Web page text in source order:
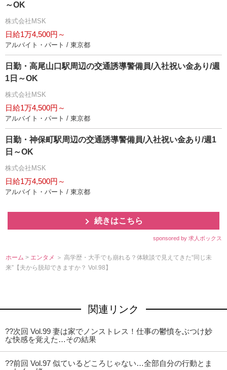
～OK
株式会社MSK
日給1万4,500円～
アルバイト・パート / 東京都
日勤・高尾山口駅周辺の交通誘導警備員/入社祝い金あり/週
1日～OK
株式会社MSK
日給1万4,500円～
アルバイト・パート / 東京都
日勤・神保町駅周辺の交通誘導警備員/入社祝い金あり/週1
日～OK
株式会社MSK
日給1万4,500円～
アルバイト・パート / 東京都
続きはこちら
sponsored by 求人ボックス
ホーム > エンタメ ＞ 高学歴・大手でも崩れる？体験談で見えてきた“同じ未
来”【夫から脱却できますか？ Vol.98】
関連リンク
??次回 Vol.99 妻は家でノンストレス！仕事の鬱憤をぶつけ妙
な快感を覚えた…その結果
??前回 Vol.97 似ているどころじゃない…全部自分の行動とま